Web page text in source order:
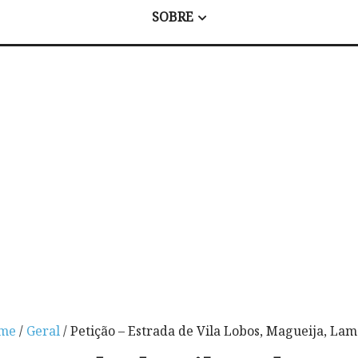
SOBRE
/ Geral/ Petição – Estrada de Vila Lobos, Magueija,